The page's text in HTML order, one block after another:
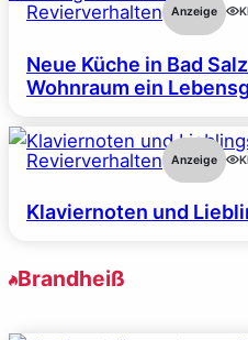
Revierverhalten Anzeige
Neue Küche in Bad
Wohnraum ein
Revierverhalten Anzeige
Klaviernoten und
Brandheiß